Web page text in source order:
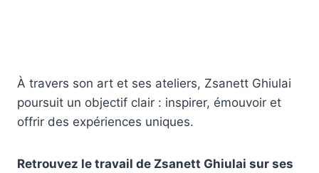
À travers son art et ses ateliers, Zsanett Ghiulai
poursuit un objectif clair : inspirer, émouvoir et
offrir des expériences uniques.
Retrouvez le travail de Zsanett Ghiulai sur ses